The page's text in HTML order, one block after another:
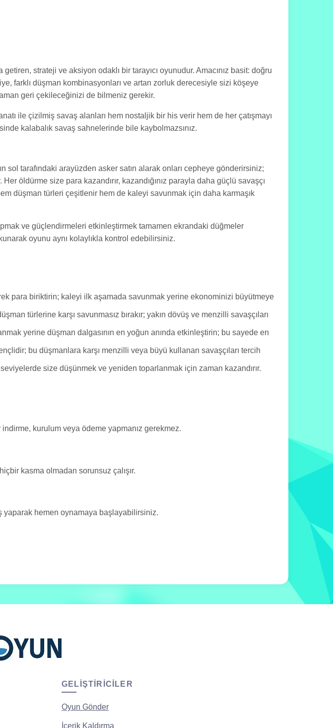
strateji ve aksiyon odaklı bir tarayıcı oyunudur. Amacınız basit: doğru
farklı düşman kombinasyonları ve artan zorluk derecesiyle sizi köşeye
geri çekileceğinizi de bilmeniz gerekir.
ile çizilmiş savaş alanları hem nostaljik bir his verir hem de her çatışmayı
kalabalık savaş sahnelerinde bile kaybolmazsınız.
sol tarafındaki arayüzden asker satın alarak onları cepheye gönderirsiniz;
öldürme size para kazandırır, kazandığınız parayla daha güçlü savaşçı
düşman türleri çeşitlenir hem de kaleyi savunmak için daha karmaşık
ve güçlendirmeleri etkinleştirmek tamamen ekrandaki düğmeler
oyunu aynı kolaylıkla kontrol edebilirsiniz.
para biriktirin; kaleyi ilk aşamada savunmak yerine ekonominizi büyütmeye
türlerine karşı savunmasız bırakır; yakın dövüş ve menzilli savaşçıları
yerine düşman dalgasının en yoğun anında etkinleştirin; bu sayede en
bu düşmanlara karşı menzilli veya büyü kullanan savaşçıları tercih
seviyelerde size düşünmek ve yeniden toparlanmak için zaman kazandırır.
kurulum veya ödeme yapmanız gerekmez.
kasma olmadan sorunsuz çalışır.
yaparak hemen oynamaya başlayabilirsiniz.
GELIŞTIRICILER
Oyun Gönder
İçerik Kaldırma